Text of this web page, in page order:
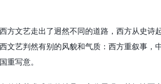
方文艺走出了迥然不同的道路，西方从史诗
文艺判然有别的风貌和气质：西方重叙事，
重写意。